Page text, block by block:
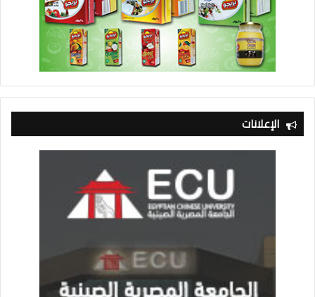
الإعلانات